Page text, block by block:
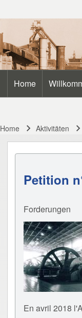
Search
Main
Home
Home Aktivitäten
Petition
Forderungen
En avril 2018